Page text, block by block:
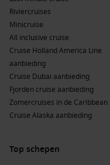
Riviercruises
Minicruise
All inclusive cruise
Cruise Holland America Line
aanbieding
Cruise Dubai aanbieding
Fjorden cruise aanbieding
Zomercruises in de Caribbean
Cruise Alaska aanbieding
Top schepen